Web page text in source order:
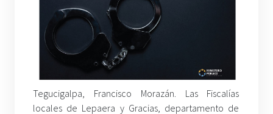
Tegucigalpa, Francisco Morazán. Las Fiscalías
locales de Lepaera y Gracias, departamento de